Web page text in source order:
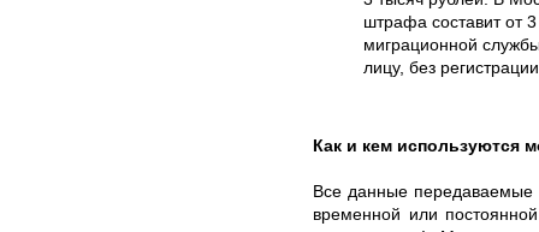
штрафа составит от
миграционной
лицу, без
Как и кем используются
Все данные
временной или